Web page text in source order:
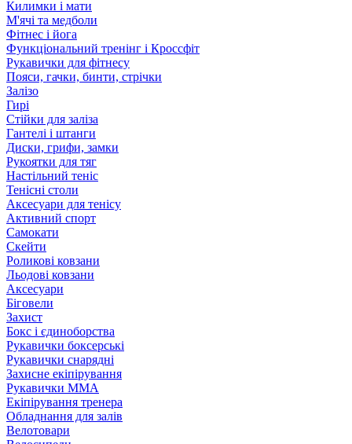
Килимки і мати
М'ячі та медболи
Фітнес і йога
Функціональний тренінг і Кроссфіт
Рукавички для фітнесу
Пояси, гачки, бинти, стрічки
Залізо
Гирі
Стійки для заліза
Гантелі і штанги
Диски, грифи, замки
Рукоятки для тяг
Настільний теніс
Тенісні столи
Аксесуари для тенісу
Активний спорт
Самокати
Скейти
Роликові ковзани
Льодові ковзани
Аксесуари
Біговели
Захист
Бокс і єдиноборства
Рукавички боксерські
Рукавички снарядні
Захисне екіпірування
Рукавички ММА
Екіпірування тренера
Обладнання для залів
Велотовари